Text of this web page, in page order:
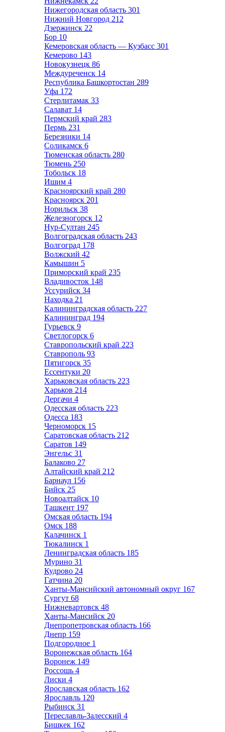
Нижегородская область 301
Нижний Новгород 212
Дзержинск 22
Бор 10
Кемеровская область — Кузбасс 301
Кемерово 143
Новокузнецк 86
Междуреченск 14
Республика Башкортостан 289
Уфа 172
Стерлитамак 33
Салават 14
Пермский край 283
Пермь 231
Березники 14
Соликамск 6
Тюменская область 280
Тюмень 250
Тобольск 18
Ишим 4
Красноярский край 280
Красноярск 201
Норильск 38
Железногорск 12
Нур-Султан 245
Волгоградская область 243
Волгоград 178
Волжский 42
Камышин 5
Приморский край 235
Владивосток 148
Уссурийск 34
Находка 21
Калининградская область 227
Калининград 194
Гурьевск 9
Светлогорск 6
Ставропольский край 223
Ставрополь 93
Пятигорск 35
Ессентуки 20
Харьковская область 223
Харьков 214
Дергачи 4
Одесская область 223
Одесса 183
Черноморск 15
Саратовская область 212
Саратов 149
Энгельс 31
Балаково 27
Алтайский край 212
Барнаул 156
Бийск 25
Новоалтайск 10
Ташкент 197
Омская область 194
Омск 188
Калачинск 1
Тюкалинск 1
Ленинградская область 185
Мурино 31
Кудрово 24
Гатчина 20
Ханты-Мансийский автономный округ 167
Сургут 68
Нижневартовск 48
Ханты-Мансийск 20
Днепропетровская область 166
Днепр 159
Подгородное 1
Воронежская область 164
Воронеж 149
Россошь 4
Лиски 4
Ярославская область 162
Ярославль 120
Рыбинск 31
Переславль-Залесский 4
Бишкек 162